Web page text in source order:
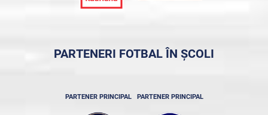
PARTENERI FOTBAL ÎN ȘCOLI
PARTENER PRINCIPAL PARTENER PRINCIPAL